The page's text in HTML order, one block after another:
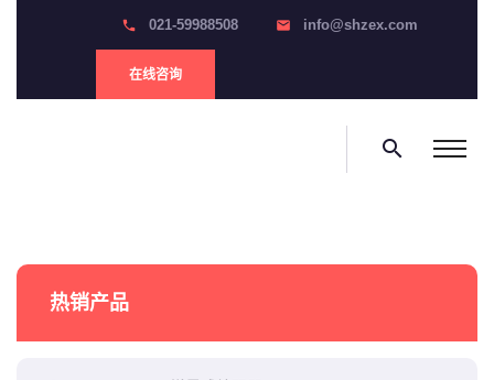
phone 021-59988508 email info@shzex.com
在线咨询
search
热销产品